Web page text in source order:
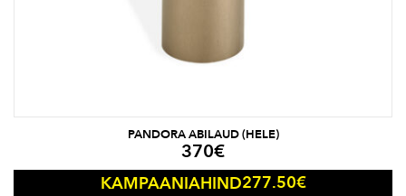
PANDORA ABILAUD (HELE)
370€
KAMPAANIAHIND277.50€